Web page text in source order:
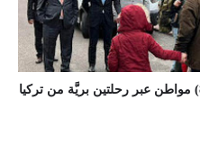
السفير العراقيّ في أنقرة؛ إجلينا (82) مواطن عبر رحلتين بريَّة من تركيا